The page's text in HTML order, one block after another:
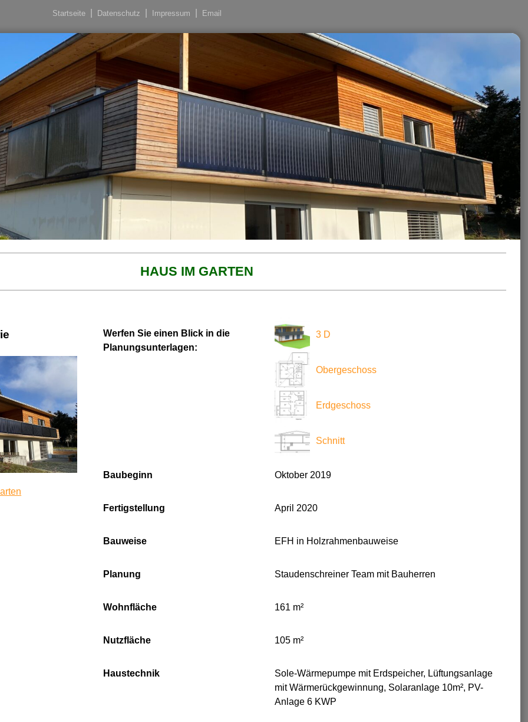
Startseite Datenschutz Impressum Email
HAUS IM GARTEN
Werfen Sie einen Blick in die
Planungsunterlagen:
3 D
Obergeschoss
Erdgeschoss
Schnitt
Baubeginn Oktober 2019
Fertigstellung April 2020
Bauweise EFH in Holzrahmenbauweise
Planung Staudenschreiner Team mit Bauherren
Wohnfläche 161 m²
Nutzfläche 105 m²
Haustechnik
Sole-Wärmepumpe mit Erdspeicher, Lüftungsanlage
mit Wärmerückgewinnung, Solaranlage 10m², PV-
Anlage 6 KWP